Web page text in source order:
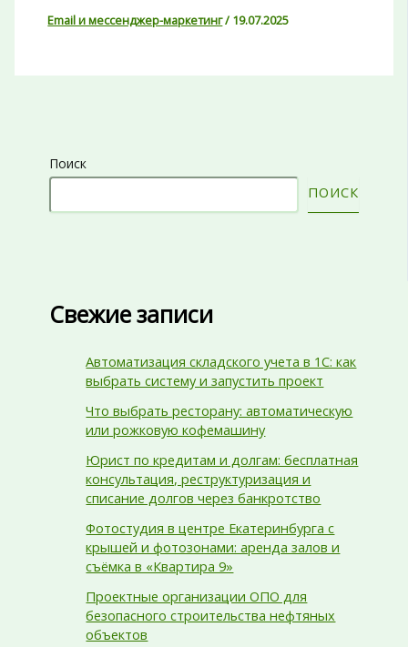
Email и мессенджер-маркетинг/ 19.07.2025
Поиск
ПОИСК
Свежие записи
Автоматизация складского учета в 1С: как
выбрать систему и запустить проект
Что выбрать ресторану: автоматическую
или рожковую кофемашину
Юрист по кредитам и долгам: бесплатная
консультация, реструктуризация и
списание долгов через банкротство
Фотостудия в центре Екатеринбурга с
крышей и фотозонами: аренда залов и
съёмка в «Квартира 9»
Проектные организации ОПО для
безопасного строительства нефтяных
объектов